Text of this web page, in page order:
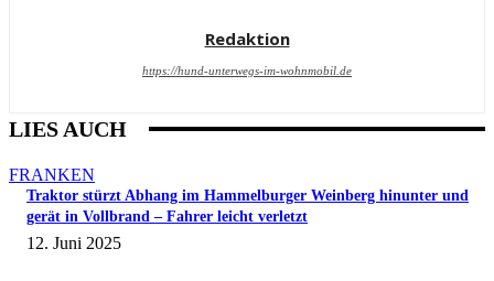
Redaktion
https://hund-unterwegs-im-wohnmobil.de
LIES AUCH
FRANKEN
Traktor stürzt Abhang im Hammelburger Weinberg hinunter und
gerät in Vollbrand – Fahrer leicht verletzt
12. Juni 2025